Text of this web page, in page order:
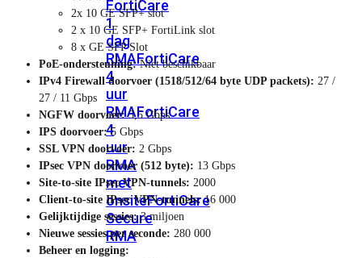
FortiCare
1
dag
RMAFortiCare
4
uur
RMAFortiCare
4
uur
RMA
met
onsiteFortiCare
Secure
RMA
2x 10 GE SFP+ slot
2 x 10 GE SFP+ FortiLink slot
8 x GE SFP Slot
PoE-ondersteuning:Niet beschikbaar
IPv4 Firewall doorvoer (1518/512/64 byte UDP packets): 27 /
27 / 11 Gbps
NGFW doorvoer:3,5 Gbps
IPS doorvoer:5 Gbps
SSL VPN doorvoer: 2 Gbps
IPsec VPN doorvoer (512 byte): 13 Gbps
Site-to-site IPsec VPN-tunnels: 2000
Client-to-site IPsec VPN-tunnels:16 000
Gelijktijdige sessies:3 miljoen
Nieuwe sessies per seconde: 280 000
Beheer en logging: